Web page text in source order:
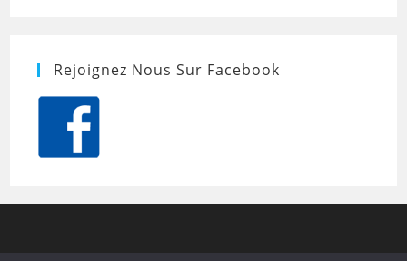
Rejoignez Nous Sur Facebook